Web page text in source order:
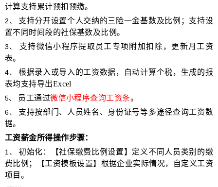
计算支持累计预扣预缴。
2、
支持分开设置个人交纳的三险一金基数及比例；支持设
置不同时间段的社保基数及比例。
3、
支持微信小程序提取员工专项附加扣除，更新月工资
表。
4、
根据录入或导入的工资数据，自动计算个税，生成的报
表均支持导出Excel
5、 员工通过微信小程序查询工资条。
6、
支持按部门、人员姓名、身份证号等多途径查询工资数
据。
工资薪金所得操作步骤：
1、
初始化：【社保缴费比例设置】定义不同人员类别的缴
费比例；【工资模板设置】根据企业实际情况，自定义工资
项目。